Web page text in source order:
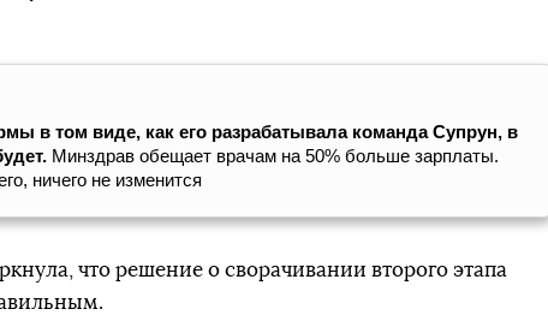
в том виде, как его разрабатывала команда Супрун, в
Минздрав обещает врачам на 50% больше зарплаты.
ничего не изменится
что решение о сворачивании второго этапа